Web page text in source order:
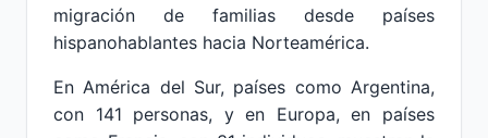
migración de familias desde países
hispanohablantes hacia Norteamérica.
En América del Sur, países como Argentina,
con 141 personas, y en Europa, en países